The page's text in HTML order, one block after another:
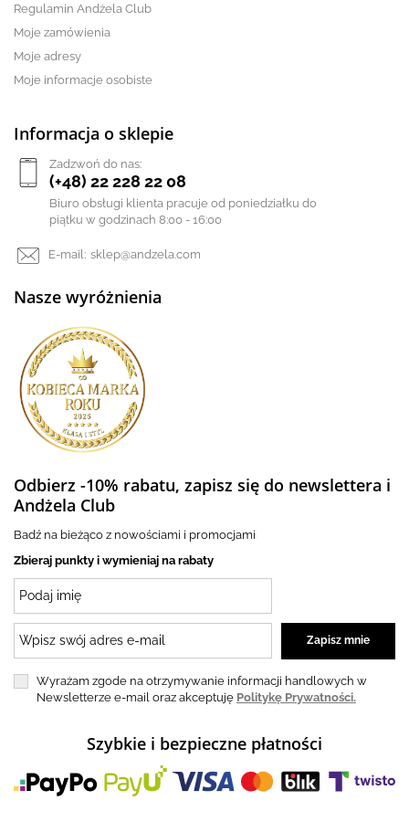
Regulamin Andżela Club
Moje zamówienia
Moje adresy
Moje informacje osobiste
Informacja o sklepie
Zadzwoń do nas:
(+48) 22 228 22 08
Biuro obsługi klienta pracuje od poniedziałku do
piątku w godzinach 8:00 - 16:00
E-mail: sklep@andzela.com
Nasze wyróżnienia
Odbierz -10% rabatu, zapisz się do newslettera i
Andżela Club
Badź na bieżąco z nowościami i promocjami
Zbieraj punkty i wymieniaj na rabaty
Wyrażam zgode na otrzymywanie informacji handlowych w
Newsletterze e-mail oraz akceptuję Politykę Prywatności.
Szybkie i bezpieczne płatności